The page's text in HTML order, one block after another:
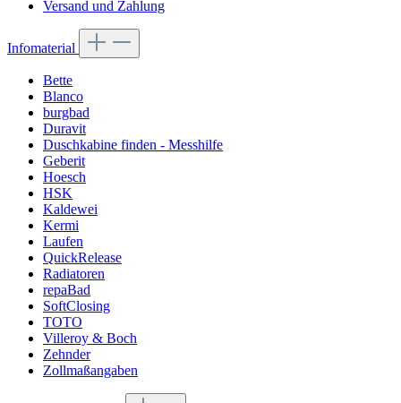
Versand und Zahlung
Infomaterial
Bette
Blanco
burgbad
Duravit
Duschkabine finden - Messhilfe
Geberit
Hoesch
HSK
Kaldewei
Kermi
Laufen
QuickRelease
Radiatoren
repaBad
SoftClosing
TOTO
Villeroy & Boch
Zehnder
Zollmaßangaben